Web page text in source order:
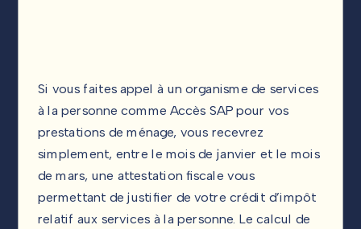
Si vous faites appel à un organisme de services
à la personne comme Accès SAP pour vos
prestations de ménage, vous recevrez
simplement, entre le mois de janvier et le mois
de mars, une attestation fiscale vous
permettant de justifier de votre crédit d’impôt
relatif aux services à la personne. Le calcul de